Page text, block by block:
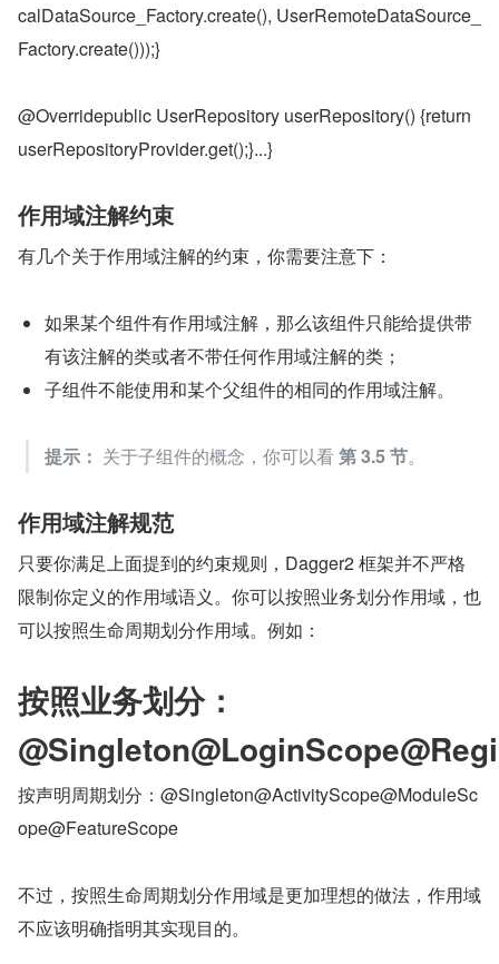
calDataSource_Factory.create(), UserRemoteDataSource_
Factory.create()));}
@Overridepublic UserRepository userRepository() {return
userRepositoryProvider.get();}...}
作用域注解约束
有几个关于作用域注解的约束，你需要注意下：
如果某个组件有作用域注解，那么该组件只能给提供带
有该注解的类或者不带任何作用域注解的类；
子组件不能使用和某个父组件的相同的作用域注解。
提示： 关于子组件的概念，你可以看 第 3.5 节。
作用域注解规范
只要你满足上面提到的约束规则，Dagger2 框架并不严格
限制你定义的作用域语义。你可以按照业务划分作用域，也
可以按照生命周期划分作用域。例如：
按照业务划分：
按声明周期划分：@Singleton@ActivityScope@ModuleSc
ope@FeatureScope
不过，按照生命周期划分作用域是更加理想的做法，作用域
不应该明确指明其实现目的。